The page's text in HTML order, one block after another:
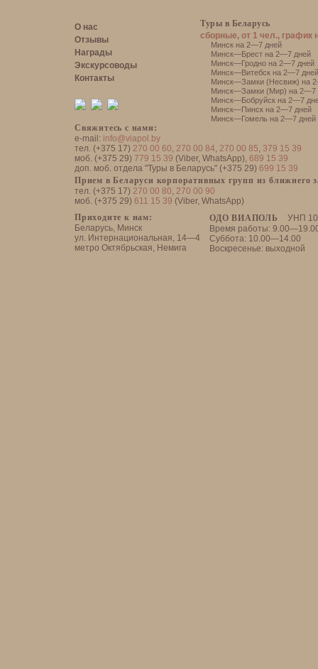
О нас
Отзывы
Награды
Экскурсоводы
Контакты
Свяжитесь с нами:
e-mail: info@viapol.by
тел. (+375 17) 270 00 60, 270 00 84, 270 00 85, 379 15 39
моб. (+375 29) 779 15 39 (Viber, WhatsApp), 689 15 39
доп. моб. отдела "Туры в Беларусь" (+375 29) 699 15 39
Прием в Беларуси корпоративных групп из ближнего
тел. (+375 17) 270 00 80, 270 00 90
моб. (+375 29) 611 15 39 (Viber, WhatsApp)
ОДО ВИАПОЛЬ
УНП
Время работы:
Суббота: 10.00—14.00
Воскресенье: выходной
Приходите к нам:
Беларусь, Минск
ул. Интернациональная, 14—4
метро Октябрьская, Немига
Туры в Беларусь
сборные, от 1 чел., график
Минск на 2—7 дней
Минск—Брест на 2—7 дней
Минск—Гродно на 2—7 дней
Минск—Витебск на 2—7 дней
Минск—Замки (Несвиж) на
Минск—Замки (Мир) на 2—7
Минск—Бобруйск на 2—7
Минск—Пинск на 2—7 дней
Минск—Гомель на 2—7 дней